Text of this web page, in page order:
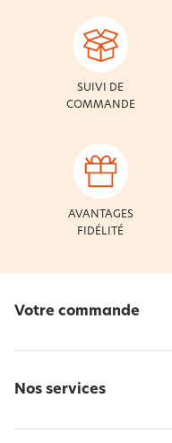
SUIVI DE
COMMANDE
AVANTAGES
FIDÉLITÉ
Votre commande
Nos services